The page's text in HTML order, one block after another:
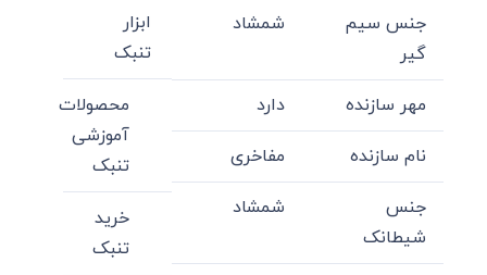
جنس سیم
گیر
شمشاد
مهر سازنده دارد
نام سازنده مفاخری
جنس
شیطانک
شمشاد
ابزار
تنبک
محصولات
آموزشی
تنبک
خرید
تنبک